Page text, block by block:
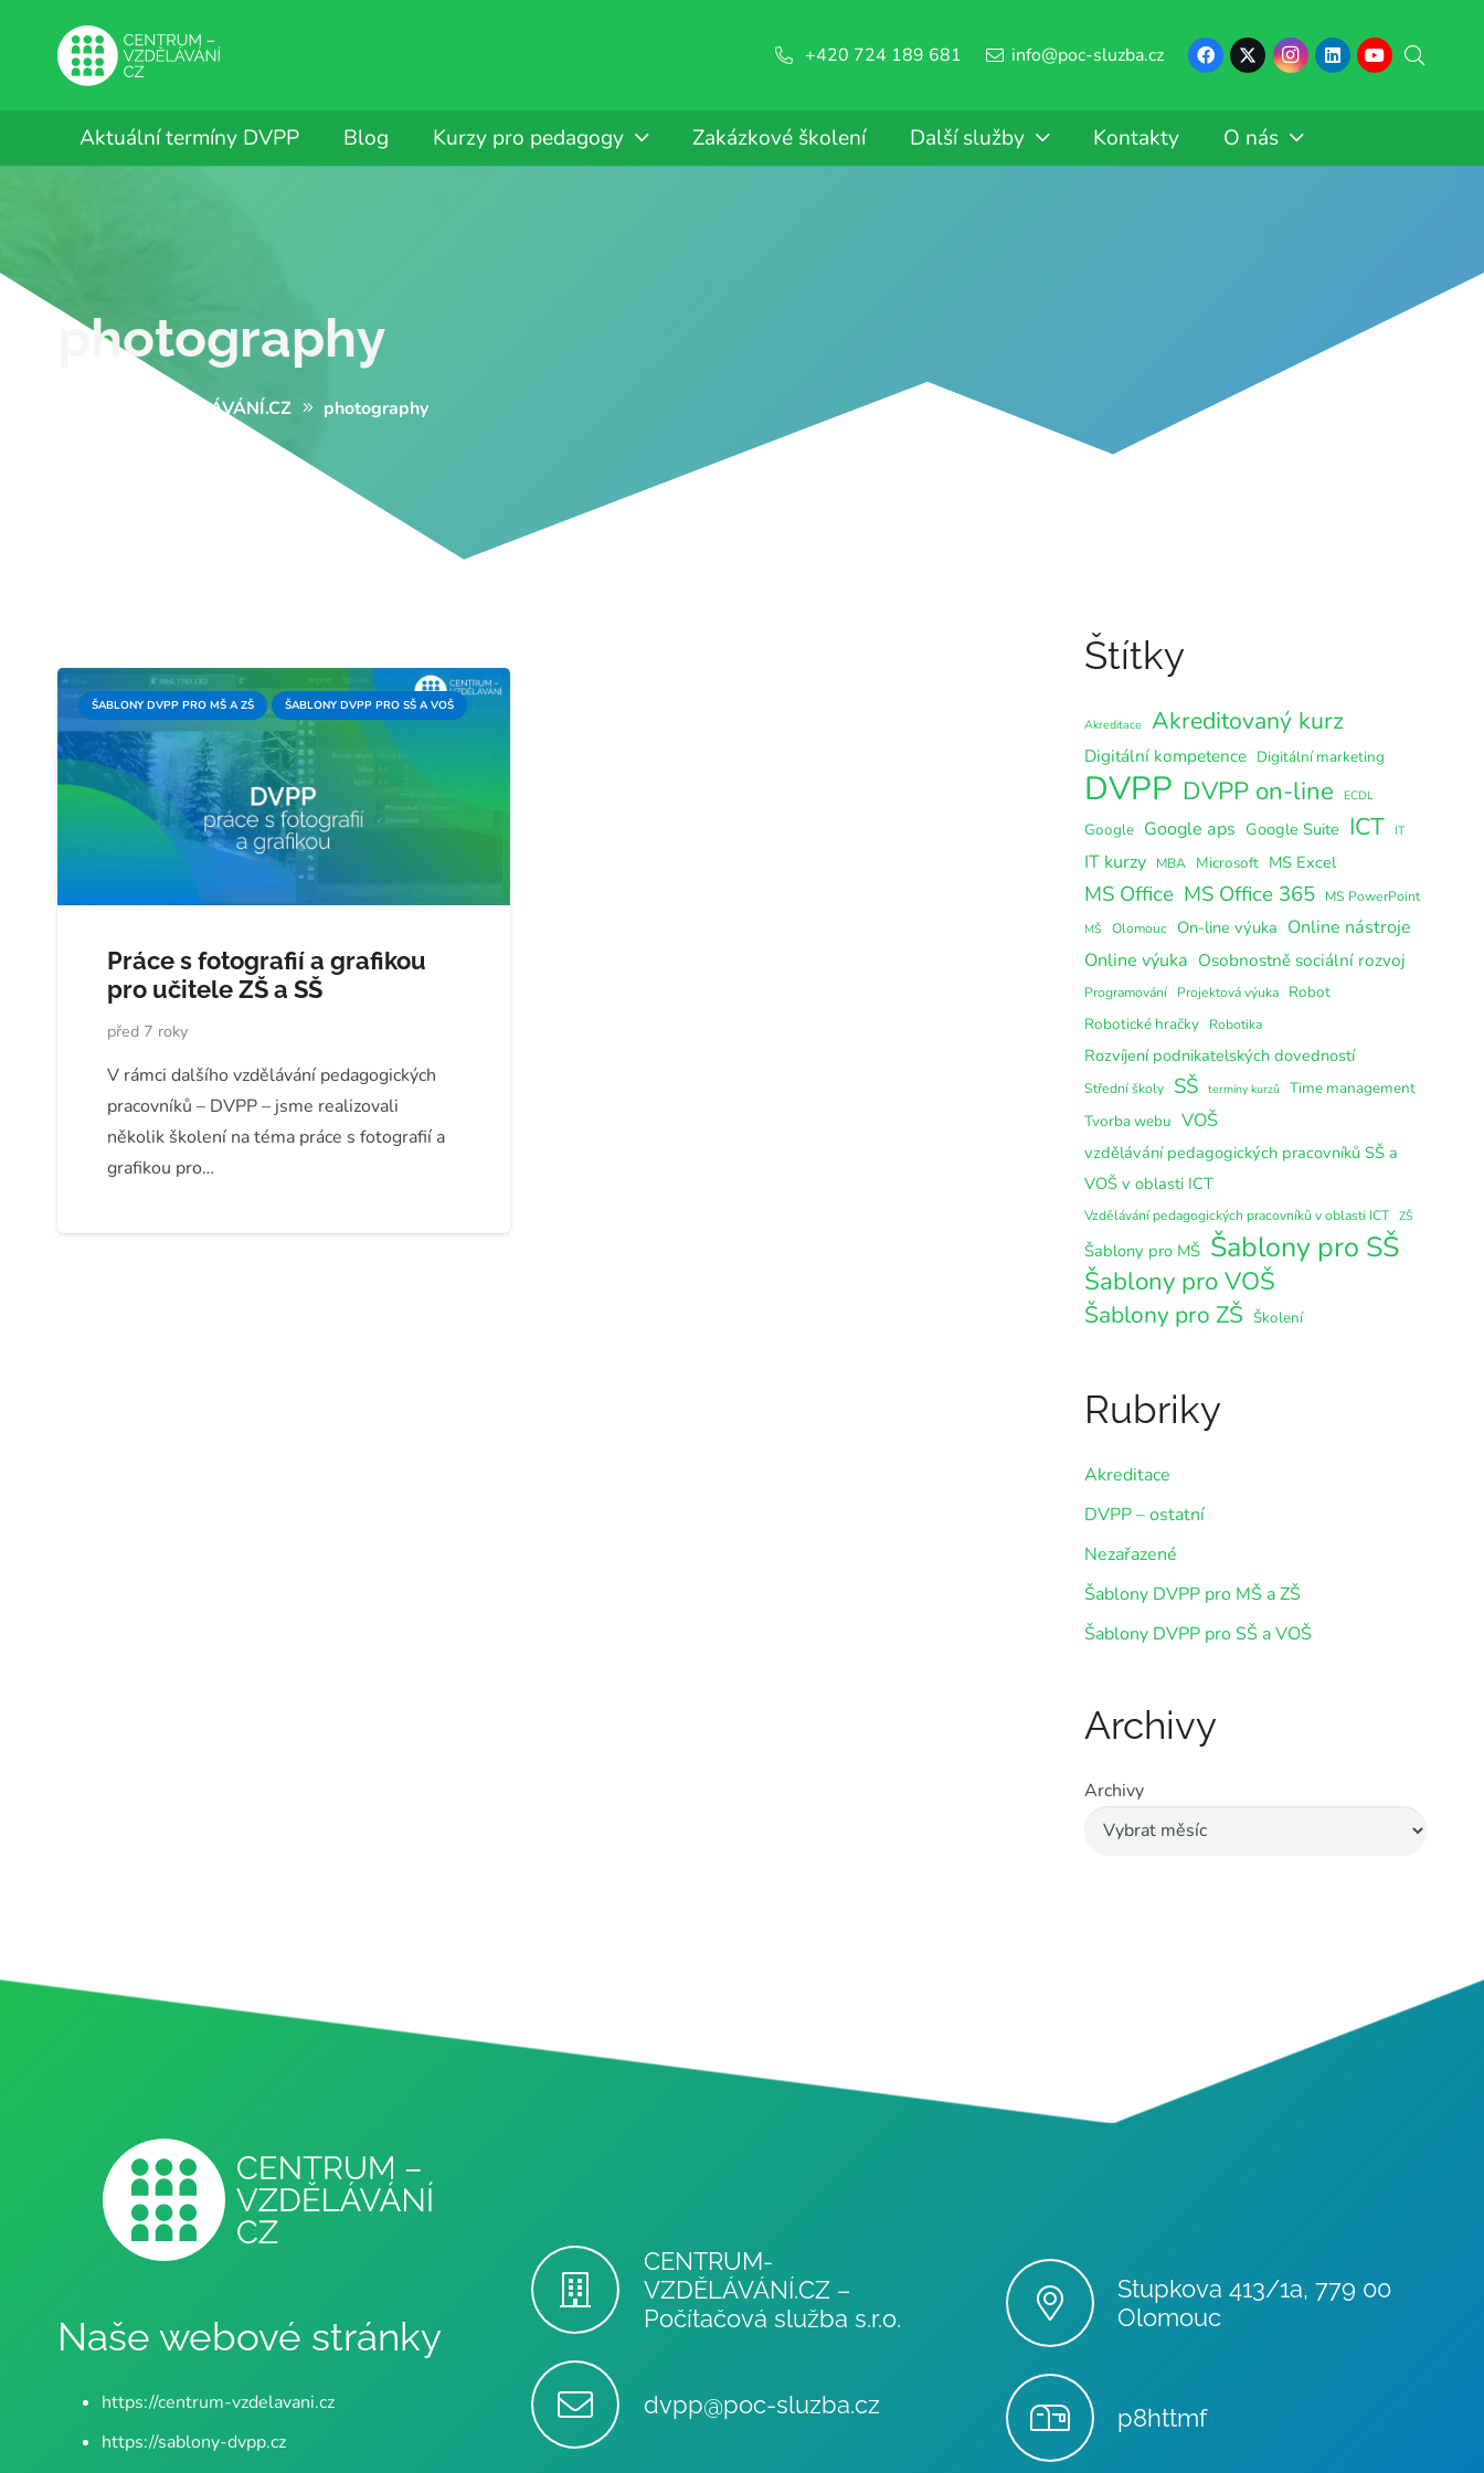
+420 724 189 681 info@poc-sluzba.cz
Aktuální termíny DVPP Blog Kurzy pro pedagogy Zakázkové školení Další služby Kontakty O nás
photography
CENTRUM-VZDĚLÁVÁNÍ.CZ photography
ŠABLONY DVPP PRO MŠ A ZŠ ŠABLONY DVPP PRO SŠ A VOŠ
Práce s fotografií a grafikou
pro učitele ZŠ a SŠ
před 7 roky
V rámci dalšího vzdělávání pedagogických
pracovníků – DVPP – jsme realizovali
několik školení na téma práce s fotografií a
grafikou pro…
Štítky
Akreditace Akreditovaný kurz
Digitální kompetence Digitální marketing
DVPP DVPP on-line ECDL
Google Google aps Google Suite ICT IT
IT kurzy MBA Microsoft MS Excel
MS Office MS Office 365 MS PowerPoint
MŠ Olomouc On-line výuka Online nástroje
Online výuka Osobnostně sociální rozvoj
Programování Projektová výuka
Robot
Robotické hračky
Robotika
Rozvíjení podnikatelských dovedností
Střední školy SŠ termíny kurzů Time management
Tvorba webu VOŠ
vzdělávání pedagogických pracovníků SŠ a
VOŠ v oblasti ICT
Vzdělávání pedagogických pracovníků v oblasti ICT ZŠ
Šablony pro MŠ Šablony pro SŠ
Šablony pro VOŠ
Šablony pro ZŠ Školení
Rubriky
Akreditace
DVPP – ostatní
Nezařazené
Šablony DVPP pro MŠ a ZŠ
Šablony DVPP pro SŠ a VOŠ
Archivy
Archivy
Naše webové stránky
https://centrum-vzdelavani.cz
https://sablony-dvpp.cz
CENTRUM-
VZDĚLÁVÁNÍ.CZ –
Počítačová služba s.r.o.
dvpp@poc-sluzba.cz
Stupkova 413/1a, 779 00
Olomouc
p8httmf